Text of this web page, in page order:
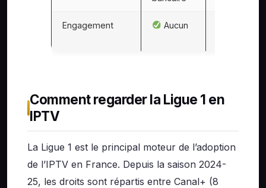
Engagement Aucun
Comment regarder la Ligue 1 en
IPTV
La Ligue 1 est le principal moteur de l’adoption
de l’IPTV en France. Depuis la saison 2024-
25, les droits sont répartis entre Canal+ (8